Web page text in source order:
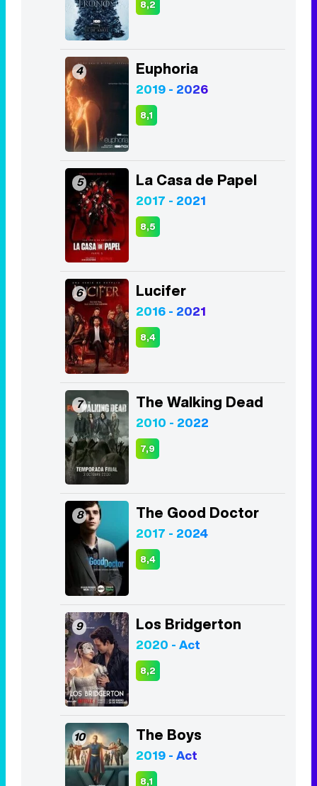
8,2
4 Euphoria
2019 - 2026
8,1
5 La Casa de Papel
2017 - 2021
8,5
6 Lucifer
2016 - 2021
8,4
7 The Walking Dead
2010 - 2022
7,9
8 The Good Doctor
2017 - 2024
8,4
9 Los Bridgerton
2020 - Act
8,2
10 The Boys
2019 - Act
8,1